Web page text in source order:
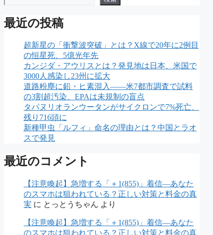
最近の投稿
超新星の「衝撃波突破」とは？X線で20年に2例目
の恒星死、5億光年先
カンジダ・アウリスとは？発見地は日本、米国で
3000人感染し23州に拡大
道路粉塵に鉛・ヒ素混入——米7都市調査で試料
の3割超汚染、EPAは未規制の盲点
タパヌリオランウータンがサイクロンで7%死亡、
残り716頭に
新種甲虫「ルフィ」命名の理由とは？中国とラオ
スで発見
最近のコメント
【注意喚起】急増する「＋1(855)」着信―あなた
のスマホは狙われている？正しい対策と料金の真
実 に とっとうちゃん より
【注意喚起】急増する「＋1(855)」着信―あなた
のスマホは狙われている？正しい対策と料金の真